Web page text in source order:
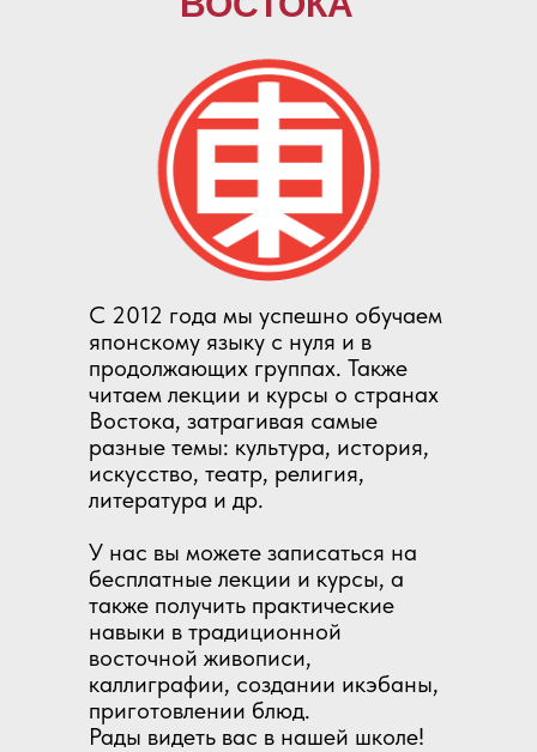
С 2012 года мы успешно обучаем
японскому языку с нуля и в
продолжающих группах. Также
читаем лекции и курсы о странах
Востока, затрагивая самые
разные темы: культура, история,
искусство, театр, религия,
литература и др.
У нас вы можете записаться на
бесплатные лекции и курсы, а
также получить практические
навыки в традиционной
восточной живописи,
каллиграфии, создании икэбаны,
приготовлении блюд.
Рады видеть вас в нашей школе!